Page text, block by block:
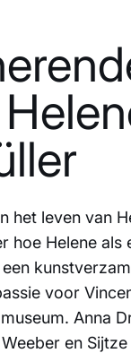
het leven van
hoe Helene als
voor
Anna
en